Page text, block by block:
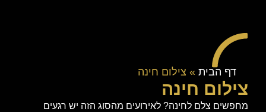
דף הבית » צילום חינה
צילום חינה
מחפשים צלם לחינה? לאירועים מהסוג הזה יש רגעים